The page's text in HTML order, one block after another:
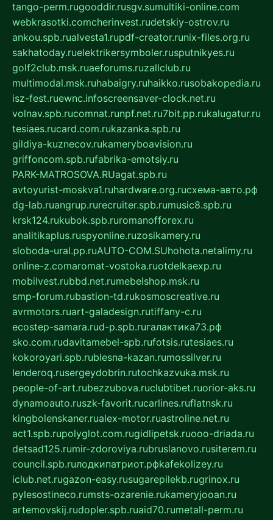
tango-perm.rugooddir.rusgv.sumultiki-online.com
webkrasotki.comcherinvest.rudetskiy-ostrov.ru
ankou.spb.rualvesta1.rupdf-creator.runix-files.org.ru
sakhatoday.ruelektrikersymboler.rusputnikyes.ru
golf2club.msk.ruaeforums.ruzallclub.ru
multimodal.msk.ruhabaigry.ruhaikko.rusobakopedia.ru
isz-fest.ruewnc.infoscreensaver-clock.net.ru
volnav.spb.rucomnat.runpf.net.ru7bit.pp.rukalugatur.ru
tesiaes.rucard.com.rukazanka.spb.ru
gildiya-kuznecov.rukameryboavision.ru
griffoncom.spb.rufabrika-emotsiy.ru
PARK-MATROSOVA.RUagat.spb.ru
avtoyurist-moskva1.ruhardware.org.ruсхема-авто.рф
dg-lab.ruangrup.rurecruiter.spb.rumusic8.spb.ru
krsk124.rukubok.spb.ruromanofforex.ru
analitikaplus.ruspyonline.ruzosikamery.ru
sloboda-ural.pp.ruAUTO-COM.SUhohota.netalimy.ru
online-z.comaromat-vostoka.ruotdelkaexp.ru
mobilvest.rubbd.net.rumebelshop.msk.ru
smp-forum.rubastion-td.rukosmoscreative.ru
avrmotors.ruart-galadesign.rutiffany-c.ru
ecostep-samara.rud-p.spb.ruгалактика73.рф
sko.com.rudavitamebel-spb.rufotsis.rutesiaes.ru
kokoroyari.spb.rublesna-kazan.rumossilver.ru
lenderoq.rusergeydobrin.rutochkazvuka.msk.ru
people-of-art.rubezzubova.ruclubtibet.ruorior-aks.ru
dynamoauto.ruszk-favorit.rucarlines.ruflatnsk.ru
kingbolenskaner.rualex-motor.ruastroline.net.ru
act1.spb.rupolyglot.com.rugidlipetsk.ruooo-driada.ru
detsad125.rumir-zdoroviya.rubruslanovo.rusiterem.ru
council.spb.ruлодкипатриот.рфkafekolizey.ru
iclub.net.rugazon-easy.rusugarepilekb.rugrinox.ru
pylesostineco.rumsts-ozarenie.rukameryjooan.ru
artemovskij.rudopler.spb.ruaid70.rumetall-perm.ru